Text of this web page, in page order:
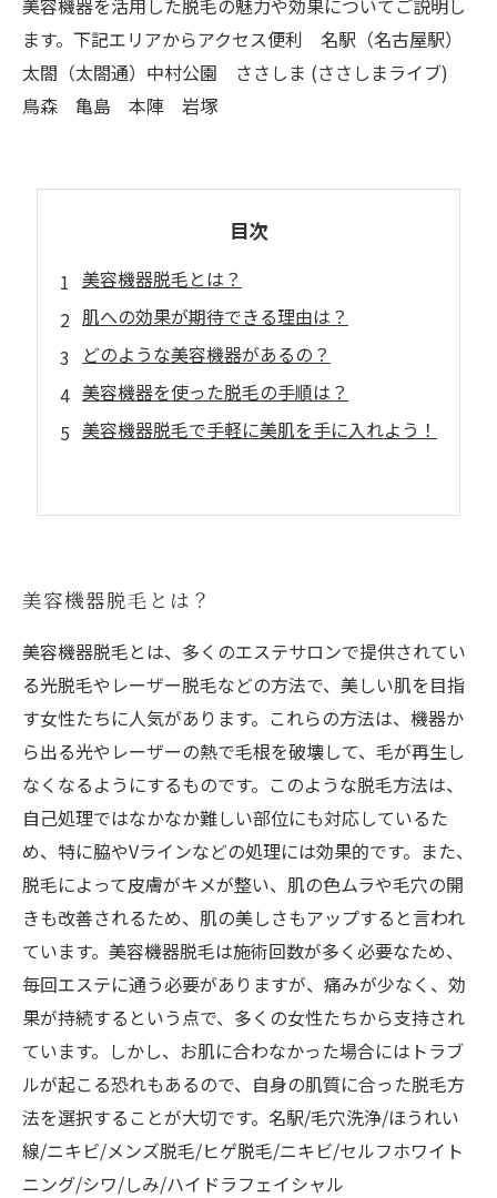
美容機器を活用した脱毛の魅力や効果についてご説明し
ます。下記エリアからアクセス便利 名駅（名古屋駅）
太閤（太閤通）中村公園 ささしま (ささしまライブ)
鳥森 亀島 本陣 岩塚
目次
美容機器脱毛とは？
肌への効果が期待できる理由は？
どのような美容機器があるの？
美容機器を使った脱毛の手順は？
美容機器脱毛で手軽に美肌を手に入れよう！
美容機器脱毛とは？
美容機器脱毛とは、多くのエステサロンで提供されてい
る光脱毛やレーザー脱毛などの方法で、美しい肌を目指
す女性たちに人気があります。これらの方法は、機器か
ら出る光やレーザーの熱で毛根を破壊して、毛が再生し
なくなるようにするものです。このような脱毛方法は、
自己処理ではなかなか難しい部位にも対応しているた
め、特に脇やVラインなどの処理には効果的です。また、
脱毛によって皮膚がキメが整い、肌の色ムラや毛穴の開
きも改善されるため、肌の美しさもアップすると言われ
ています。美容機器脱毛は施術回数が多く必要なため、
毎回エステに通う必要がありますが、痛みが少なく、効
果が持続するという点で、多くの女性たちから支持され
ています。しかし、お肌に合わなかった場合にはトラブ
ルが起こる恐れもあるので、自身の肌質に合った脱毛方
法を選択することが大切です。名駅/毛穴洗浄/ほうれい
線/ニキビ/メンズ脱毛/ヒゲ脱毛/ニキビ/セルフホワイト
ニング/シワ/しみ/ハイドラフェイシャル